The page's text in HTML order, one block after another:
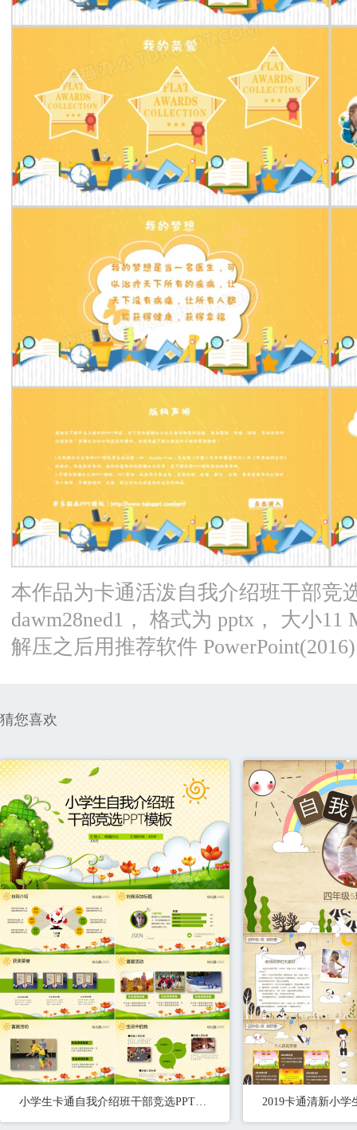
本作品为卡通活泼自我介绍班干部竞
dawm28ned1， 格式为 pptx， 大小
解压之后用推荐软件
猜您喜欢